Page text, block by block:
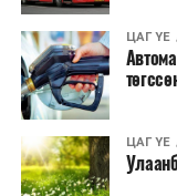
ЦАГ ҮЕ
ЦАГ ҮЕ